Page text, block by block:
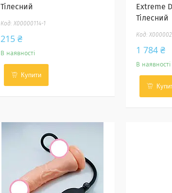
Тілесний
X00000114-1
215 ₴
В наявності
Купити
Extreme
Тілесний
1 784 ₴
В наявності